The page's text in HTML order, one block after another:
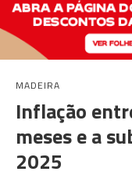
MADEIRA
Inflação
meses e a
2025